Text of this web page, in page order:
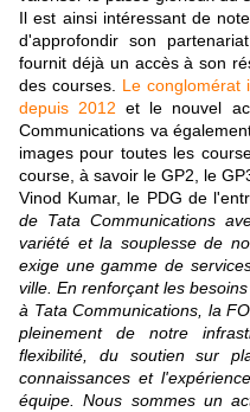
Il est ainsi intéressant de
d'approfondir son
fournit déjà un accès à son
des courses. Le conglomérat
depuis 2012 et le nouvel
Communications va
images pour toutes les
course, à savoir le GP2, le
Vinod Kumar, le PDG de
de Tata Communications
variété et la souplesse de
exige une gamme de
ville. En renforçant les
à Tata Communications, la
pleinement de notre
flexibilité, du soutien sur
connaissances et
équipe. Nous sommes un